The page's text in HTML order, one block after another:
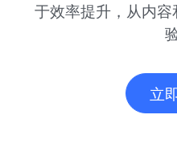
于效率提升，从内
立